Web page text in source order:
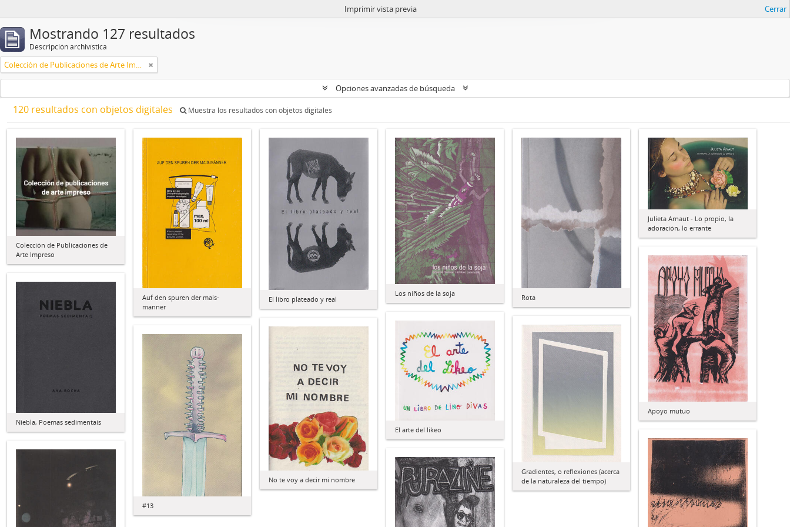
Imprimir vista previa Cerrar
Mostrando 127 resultados
Descripción archivística
Colección de Publicaciones de Arte Impreso
Opciones avanzadas de búsqueda
120 resultados con objetos digitales Muestra los resultados con objetos digitales
Colección de Publicaciones de
Arte Impreso
Auf den spuren der mais-
manner
El libro plateado y real
Los niños de la soja Rota
Julieta Arnaut - Lo propio, la
adoración, lo errante
Apoyo mutuo
Niebla, Poemas sedimentais
El arte del likeo
Gradientes, o reflexiones (acerca
de la naturaleza del tiempo)
No te voy a decir mi nombre
#13